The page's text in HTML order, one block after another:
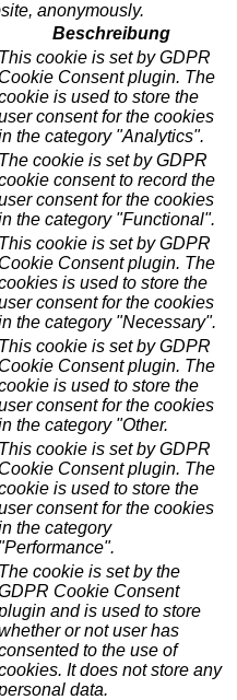
anonymously.
Beschreibung
This cookie is set by GDPR
Cookie Consent plugin. The
is used to store the
consent for the cookies
the category "Analytics".
The cookie is set by GDPR
consent to record the
consent for the cookies
the category "Functional".
This cookie is set by GDPR
Cookie Consent plugin. The
is used to store the
consent for the cookies
the category "Necessary".
This cookie is set by GDPR
Cookie Consent plugin. The
is used to store the
consent for the cookies
the category "Other.
This cookie is set by GDPR
Cookie Consent plugin. The
is used to store the
consent for the cookies
the category
"Performance".
The cookie is set by the
Cookie Consent
and is used to store
or not user has
to the use of
It does not store any
data.